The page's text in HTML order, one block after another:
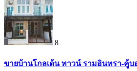
8
ขายบ้านโกลเด้น ทาวน์ รามอินทรา-คู้